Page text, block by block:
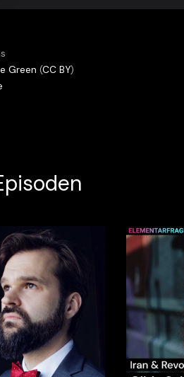
Green (CC BY)